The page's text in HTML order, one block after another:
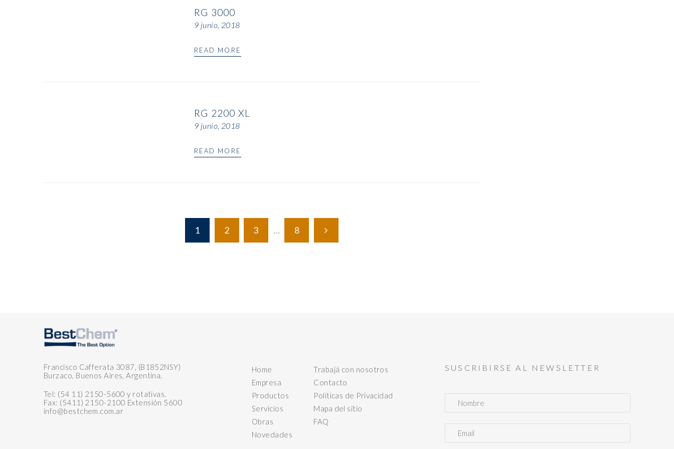
RG 3000
9 junio, 2018
READ MORE
RG 2200 XL
9 junio, 2018
READ MORE
1 2 3 … 8
Francisco Cafferata 3087, (B1852NSY)
Burzaco, Buenos Aires, Argentina.
Tel: (54 11) 2150-5600 y rotativas.
Fax: (5411) 2150-2100 Extensión 5600
info@bestchem.com.ar
Home
Empresa
Productos
Servicios
Obras
Novedades
Trabajá con nosotros
Contacto
Políticas de Privacidad
Mapa del sitio
FAQ
SUSCRIBIRSE AL NEWSLETTER